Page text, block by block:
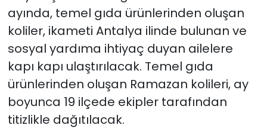
ayında, temel gıda ürünlerinden oluşan
koliler, ikameti Antalya ilinde bulunan ve
sosyal yardıma ihtiyaç duyan ailelere
kapı kapı ulaştırılacak. Temel gıda
ürünlerinden oluşan Ramazan kolileri, ay
boyunca 19 ilçede ekipler tarafından
titizlikle dağıtılacak.